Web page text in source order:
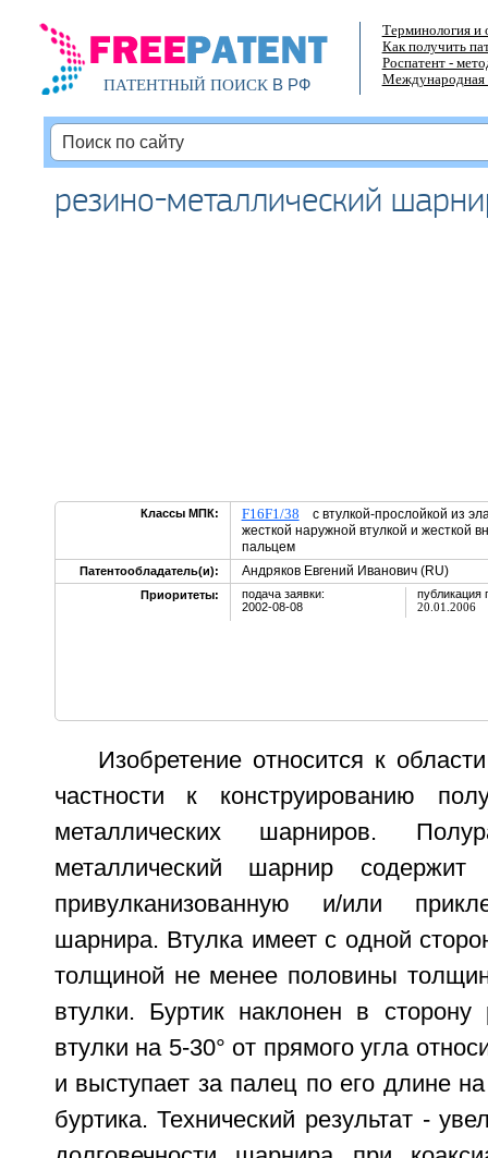
ПАТЕНТНЫЙ ПОИСКВ РФ
Терминология и
Как получить
Роспатент -
Международная
резино-металлический
Классы МПК: F16F1/38 с втулкой-прослойкой из
жесткой наружной втулкой и жесткой
пальцем
Патентообладатель(и): Андряков Евгений Иванович (RU)
Приоритеты:
подача заявки:
2002-08-08
публикация
20.01.2006
Изобретение относится к
частности к конструированию
металлических шарниров.
металлический шарнир содержит
привулканизованную и/или
шарнира. Втулка имеет с одной
толщиной не менее половины
втулки. Буртик наклонен в сторону
втулки на 5-30° от прямого угла
и выступает за палец по его длине
буртика. Технический результат -